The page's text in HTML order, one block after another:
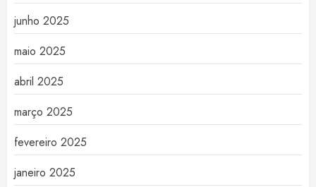
junho 2025
maio 2025
abril 2025
março 2025
fevereiro 2025
janeiro 2025